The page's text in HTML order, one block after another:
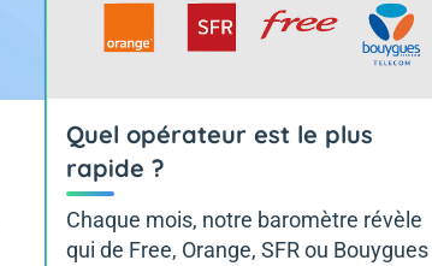
Quel opérateur est le plus
rapide ?
Chaque mois, notre baromètre révèle
qui de Free, Orange, SFR ou Bouygues